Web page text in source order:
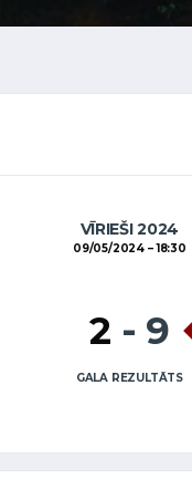
VĪRIEŠI 2024
09/05/2024 18:30
2 - 9
GALA REZULTĀTS